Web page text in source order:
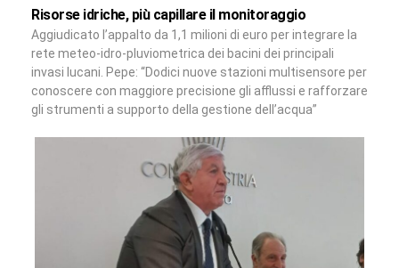
Risorse idriche, più capillare il monitoraggio
Aggiudicato l’appalto da 1,1 milioni di euro per integrare la
rete meteo-idro-pluviometrica dei bacini dei principali
invasi lucani. Pepe: “Dodici nuove stazioni multisensore per
conoscere con maggiore precisione gli afflussi e rafforzare
gli strumenti a supporto della gestione dell’acqua”